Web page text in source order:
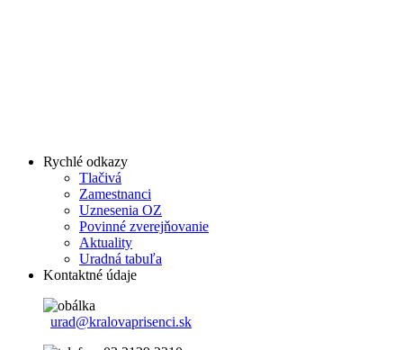
Rychlé odkazy
Tlačivá
Zamestnanci
Uznesenia OZ
Povinné zverejňovanie
Aktuality
Uradná tabuľa
Kontaktné údaje
urad@kralovaprisenci.sk